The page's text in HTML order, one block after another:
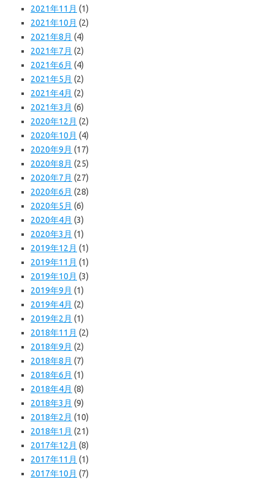
2021年11月 (1)
2021年10月 (2)
2021年8月 (4)
2021年7月 (2)
2021年6月 (4)
2021年5月 (2)
2021年4月 (2)
2021年3月 (6)
2020年12月 (2)
2020年10月 (4)
2020年9月 (17)
2020年8月 (25)
2020年7月 (27)
2020年6月 (28)
2020年5月 (6)
2020年4月 (3)
2020年3月 (1)
2019年12月 (1)
2019年11月 (1)
2019年10月 (3)
2019年9月 (1)
2019年4月 (2)
2019年2月 (1)
2018年11月 (2)
2018年9月 (2)
2018年8月 (7)
2018年6月 (1)
2018年4月 (8)
2018年3月 (9)
2018年2月 (10)
2018年1月 (21)
2017年12月 (8)
2017年11月 (1)
2017年10月 (7)